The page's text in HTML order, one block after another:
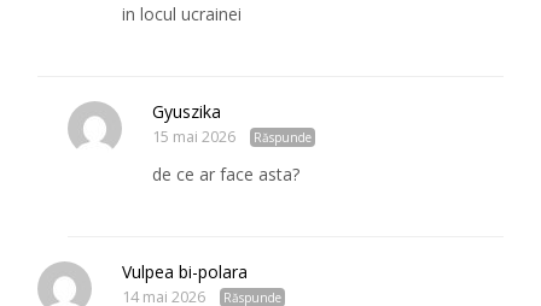
in locul ucrainei
Gyuszika
15 mai 2026 Răspunde
de ce ar face asta?
Vulpea bi-polara
14 mai 2026 Răspunde